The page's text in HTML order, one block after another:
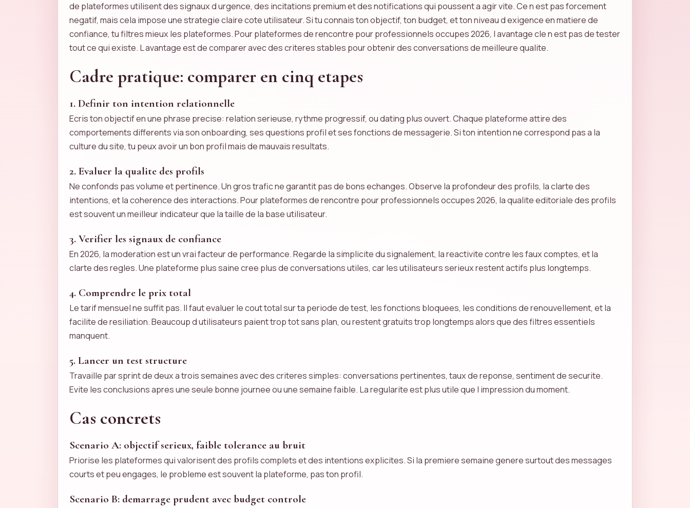
de plateformes utilisent des signaux d urgence, des incitations premium et des notifications qui poussent a agir vite. Ce n est pas forcement
negatif, mais cela impose une strategie claire cote utilisateur. Si tu connais ton objectif, ton budget, et ton niveau d exigence en matiere de
confiance, tu filtres mieux les plateformes. Pour plateformes de rencontre pour professionnels occupes 2026, l avantage cle n est pas de tester
tout ce qui existe. L avantage est de comparer avec des criteres stables pour obtenir des conversations de meilleure qualite.
Cadre pratique: comparer en cinq etapes
1. Definir ton intention relationnelle
Ecris ton objectif en une phrase precise: relation serieuse, rythme progressif, ou dating plus ouvert. Chaque plateforme attire des
comportements differents via son onboarding, ses questions profil et ses fonctions de messagerie. Si ton intention ne correspond pas a la
culture du site, tu peux avoir un bon profil mais de mauvais resultats.
2. Evaluer la qualite des profils
Ne confonds pas volume et pertinence. Un gros trafic ne garantit pas de bons echanges. Observe la profondeur des profils, la clarte des
intentions, et la coherence des interactions. Pour plateformes de rencontre pour professionnels occupes 2026, la qualite editoriale des profils
est souvent un meilleur indicateur que la taille de la base utilisateur.
3. Verifier les signaux de confiance
En 2026, la moderation est un vrai facteur de performance. Regarde la simplicite du signalement, la reactivite contre les faux comptes, et la
clarte des regles. Une plateforme plus saine cree plus de conversations utiles, car les utilisateurs serieux restent actifs plus longtemps.
4. Comprendre le prix total
Le tarif mensuel ne suffit pas. Il faut evaluer le cout total sur ta periode de test, les fonctions bloquees, les conditions de renouvellement, et la
facilite de resiliation. Beaucoup d utilisateurs paient trop tot sans plan, ou restent gratuits trop longtemps alors que des filtres essentiels
manquent.
5. Lancer un test structure
Travaille par sprint de deux a trois semaines avec des criteres simples: conversations pertinentes, taux de reponse, sentiment de securite.
Evite les conclusions apres une seule bonne journee ou une semaine faible. La regularite est plus utile que l impression du moment.
Cas concrets
Scenario A: objectif serieux, faible tolerance au bruit
Priorise les plateformes qui valorisent des profils complets et des intentions explicites. Si la premiere semaine genere surtout des messages
courts et peu engages, le probleme est souvent la plateforme, pas ton profil.
Scenario B: demarrage prudent avec budget controle